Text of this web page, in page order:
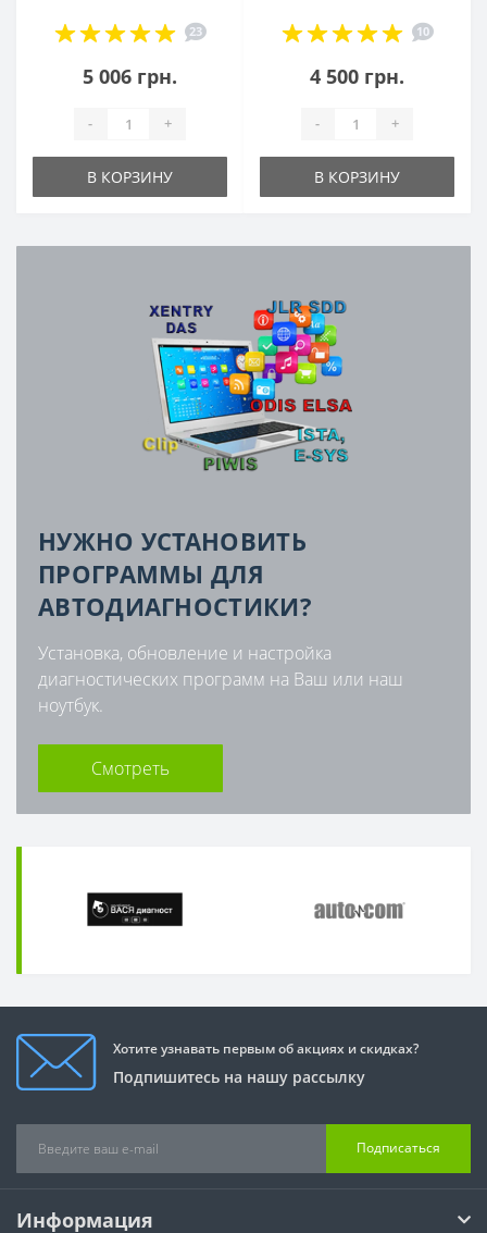
23
5 006 грн.
- +
В КОРЗИНУ
10
4 500 грн.
- +
В КОРЗИНУ
НУЖНО УСТАНОВИТЬ
ПРОГРАММЫ ДЛЯ
АВТОДИАГНОСТИКИ?
Установка, обновление и настройка
диагностических программ на Ваш или наш
ноутбук.
Смотреть
Хотите узнавать первым об акциях и скидках?
Подпишитесь на нашу рассылку
Подписаться
Информация